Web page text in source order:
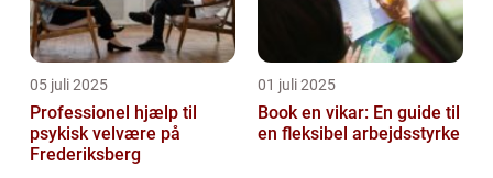
05 juli 2025
Professionel hjælp til
psykisk velvære på
Frederiksberg
01 juli 2025
Book en vikar: En guide til
en fleksibel arbejdsstyrke